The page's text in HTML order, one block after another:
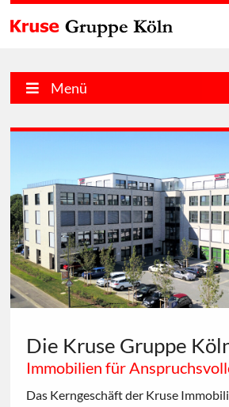
Menü
Die Kruse Gruppe
Immobilien für
Das Kerngeschäft der Kruse